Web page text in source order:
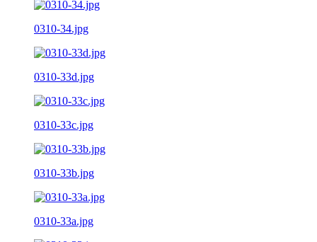
0310-34.jpg
0310-33d.jpg
0310-33c.jpg
0310-33b.jpg
0310-33a.jpg